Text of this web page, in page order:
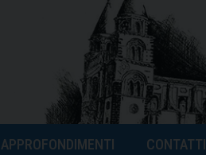
APPROFONDIMENTI CONTATTI